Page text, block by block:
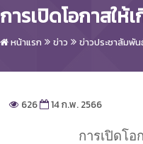
การเปิดโอกาสให้
หน้าแรก ข่าว ข่าวประชาสัมพัน
626 14 ก.พ. 2566
การเปิดโ